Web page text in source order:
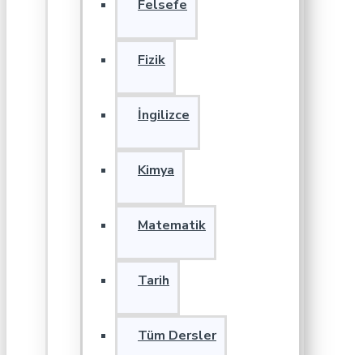
Felsefe
Fizik
İngilizce
Kimya
Matematik
Tarih
Tüm Dersler